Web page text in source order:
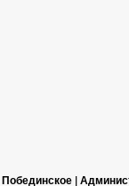
Побединское |